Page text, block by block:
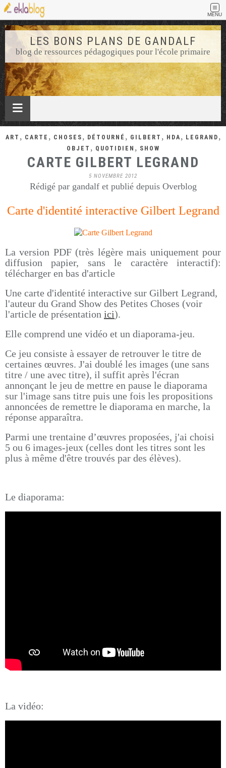
MENU
LES BONS PLANS DE GANDALF
blog de ressources pédagogiques pour l'école primaire
ART , CARTE , CHOSES , DÉTOURNÉ , GILBERT , HDA , LEGRAND ,
OBJET , QUOTIDIEN , SHOW
CARTE GILBERT LEGRAND
5 NOVEMBRE 2012
Rédigé par gandalf et publié depuis Overblog
Carte d'identité interactive Gilbert Legrand
La version PDF (très légère mais uniquement pour
diffusion papier, sans le caractère interactif):
télécharger en bas d'article
Une carte d'identité interactive sur Gilbert Legrand,
l'auteur du Grand Show des Petites Choses (voir
l'article de présentation ici).
Elle comprend une vidéo et un diaporama-jeu.
Ce jeu consiste à essayer de retrouver le titre de
certaines œuvres. J'ai doublé les images (une sans
titre / une avec titre), il suffit après l'écran
annonçant le jeu de mettre en pause le diaporama
sur l'image sans titre puis une fois les propositions
annoncées de remettre le diaporama en marche, la
réponse apparaîtra.
Parmi une trentaine d’œuvres proposées, j'ai choisi
5 ou 6 images-jeux (celles dont les titres sont les
plus à même d'être trouvés par des élèves).
Le diaporama:
La vidéo: